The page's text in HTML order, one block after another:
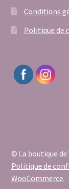
Conditions
Politique de
© La boutique de
Politique de
WooCommerce.